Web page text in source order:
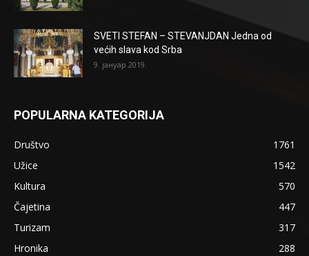
SVETI STEFAN – STEVANJDAN Jedna od
većih slava kod Srba
9. јануар 2019.
POPULARNA KATEGORIJA
Društvo
1761
Užice
1542
Kultura
570
Čajetina
447
Turizam
317
Hronika
288